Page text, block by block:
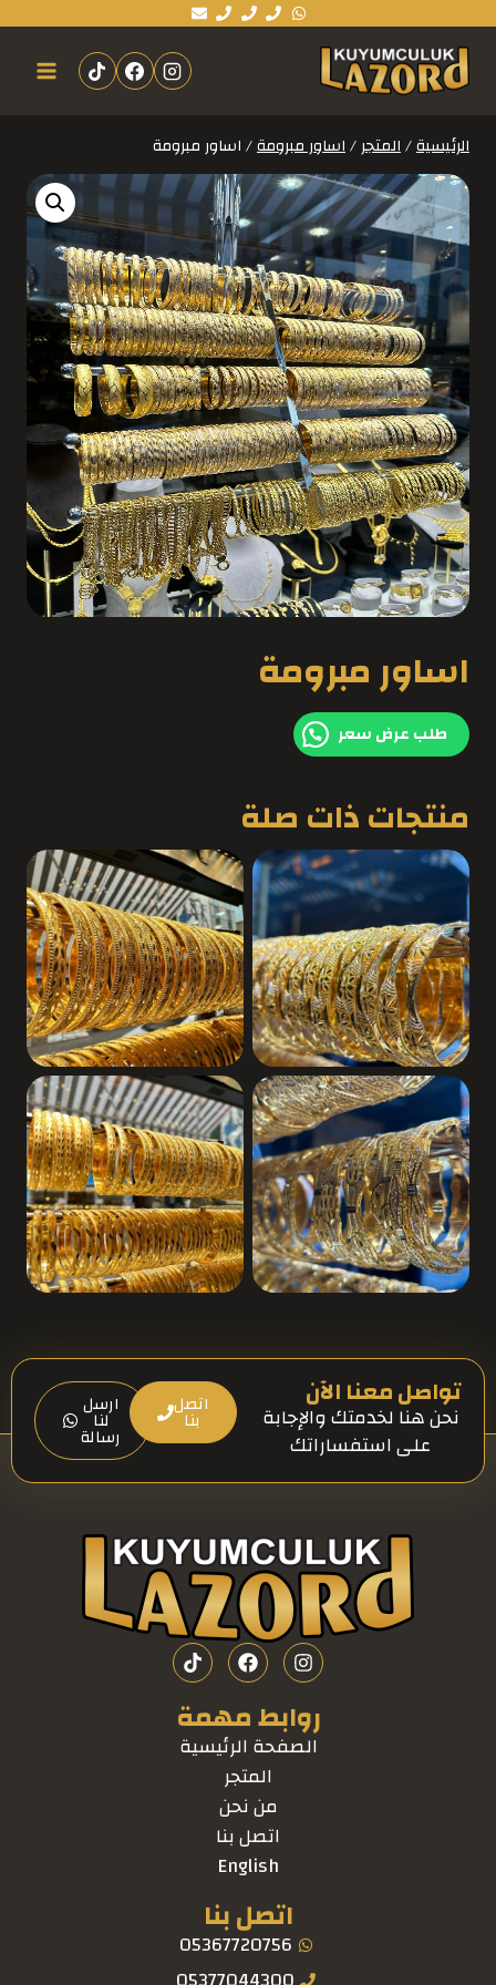
الرئيسية/المتجر/اساور مبرومة/اساور مبرومة
اساور مبرومة
طلب عرض سعر
منتجات ذات صلة
تواصل معنا الآن
نحن هنا لخدمتك والإجابة
على استفساراتك
اتصل
بنا
ارسل
لنا
رسالة
روابط مهمة
الصفحة الرئيسية
المتجر
من نحن
اتصل بنا
English
اتصل بنا
05367720756